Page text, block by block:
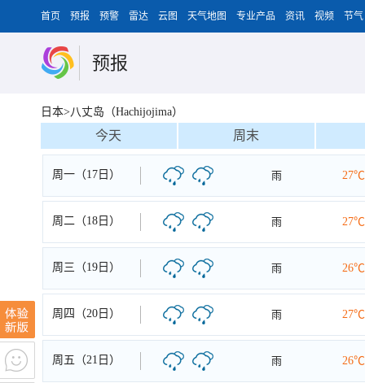
首页 预报 预警 雷达 云图 天气地图 专业产品 资讯 视频 节气
预报
日本>八丈岛（Hachijojima）
今天 周末
周一（17日） 雨 27℃
周二（18日） 雨 27℃
周三（19日） 雨 26℃
周四（20日） 雨 27℃
周五（21日） 雨 26℃